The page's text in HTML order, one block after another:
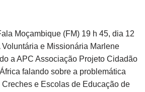
Moçambique (FM) 19 h 45, dia 12
Voluntária e Missionária Marlene
a APC Associação Projeto Cidadão
falando sobre a problemática
e Escolas de Educação de